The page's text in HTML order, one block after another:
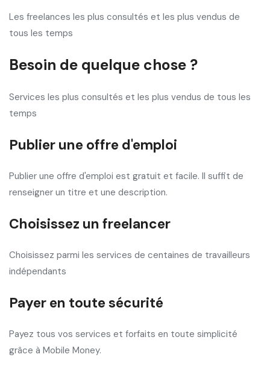
Les freelances les plus consultés et les plus vendus de
tous les temps
Besoin de quelque chose ?
Services les plus consultés et les plus vendus de tous les
temps
Publier une offre d'emploi
Publier une offre d'emploi est gratuit et facile. Il suffit de
renseigner un titre et une description.
Choisissez un freelancer
Choisissez parmi les services de centaines de travailleurs
indépendants
Payer en toute sécurité
Payez tous vos services et forfaits en toute simplicité
grâce à Mobile Money.